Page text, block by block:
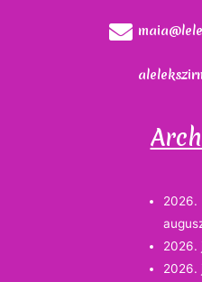
2026.
2026.
2026.